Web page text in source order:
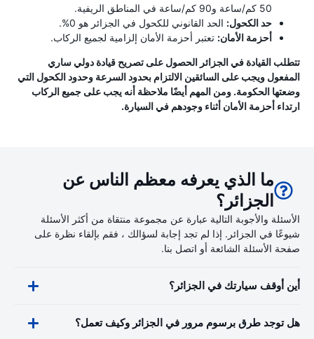
50 كم/ساعة و90 كم/ساعة في المناطق الريفية.
حد الكحول: الحد القانوني للكحول في الجزائر هو 0%.
أحزمة الأمان: تعتبر أحزمة الأمان إلزامية لجميع الركاب.
تتطلب القيادة في الجزائر الحصول على تصريح قيادة دولي ساري
المفعول ويجب على السائقين الالتزام بحدود السرعة وحدود الكحول التي
وضعتها الحكومة. ومن المهم أيضًا ملاحظة أنه يجب على جميع الركاب
ارتداء أحزمة الأمان أثناء وجودهم في السيارة.
ما الذي يعرفه معظم الناس عن
الجزائر؟
الأسئلة والأجوبة التالية عبارة عن مجموعة منتقاة من أكثر الأسئلة
شيوعًا في الجزائر. إذا لم تجد إجابة لسؤالك ، فقم بإلقاء نظرة على
صفحة الأسئلة الشائعة أو اتصل بنا.
أين أوقف سيارتك في الجزائر؟
هل توجد طرق برسوم مرور في الجزائر وكيف تعمل؟